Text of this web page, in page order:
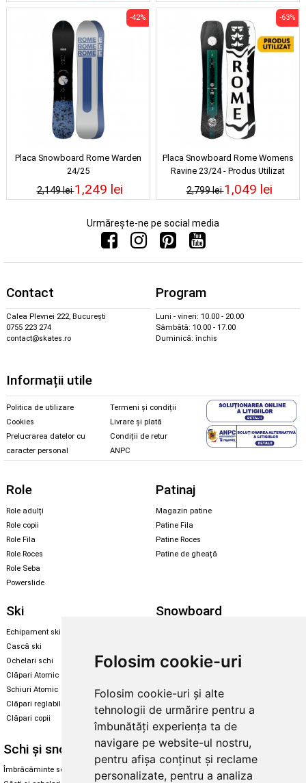
Folosim cookie-uri
Folosim cookie-uri și alte
tehnologii de urmărire pentru a
îmbunătăți experiența ta de
navigare pe website-ul nostru,
pentru afișa conținut și reclame
personalizate, pentru a analiza
Placa Snowboard Rome Warden
24/25
2,149 lei
-42%
1,249 lei
Placa Snowboard Rome Womens
Ravine 23/24 - Produs Utilizat
2,799 lei
-63%
1,049 lei
Urmărește-ne pe social media
Contact
Calea Plevnei 222, București
0755 223 274
contact@skates.ro
Program
Luni - vineri: 10.00 - 20.00
Sâmbătă: 10.00 - 17.00
Duminică: închis
Informații utile
Politica de utilizare
Cookies
Prelucrarea datelor cu
caracter personal
Termeni și condiții
Livrare și plată
Condiții de retur
ANPC
Role
Role adulți
Role copii
Role Fila
Role Roces
Role Seba
Powerslide
Patinaj
Magazin patine
Patine Fila
Patine Roces
Patine de gheață
Ski
Echipament ski
Cască ski
Ochelari schi
Clăpari Atomic
Schiuri Atomic
Clăpari reglabili
Clăpari copii
Snowboard
Legături Rome SDS
Skate & longboard
Santa Cruz
Enuff Skateboards
Schi și snowboard
Îmbrăcăminte schi și snowboard
Diverse